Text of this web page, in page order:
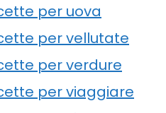
per uova
per vellutate
per verdure
per viaggiare